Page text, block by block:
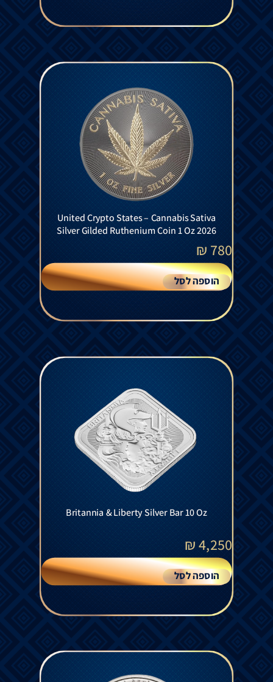
United Crypto States – Cannabis Sativa
Silver Gilded Ruthenium Coin 1 Oz 2026
780
₪
הוספה לסל
Britannia & Liberty Silver Bar 10 Oz
4,250
₪
הוספה לסל